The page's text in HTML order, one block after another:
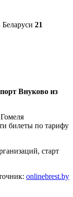
21
Внуково из
билеты по тарифу
старт
onlinebrest.by